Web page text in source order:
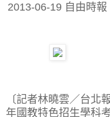
2013-06-19 自由時報
〔記者林曉雲／台北
年國教特色招生學科